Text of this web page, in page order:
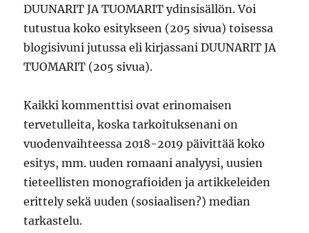
DUUNARIT JA TUOMARIT ydinsisällön. Voi
tutustua koko esitykseen (205 sivua) toisessa
blogisivuni jutussa eli kirjassani DUUNARIT JA
TUOMARIT (205 sivua).
Kaikki kommenttisi ovat erinomaisen
tervetulleita, koska tarkoituksenani on
vuodenvaihteessa 2018-2019 päivittää koko
esitys, mm. uuden romaani analyysi, uusien
tieteellisten monografioiden ja artikkeleiden
erittely sekä uuden (sosiaalisen?) median
tarkastelu.